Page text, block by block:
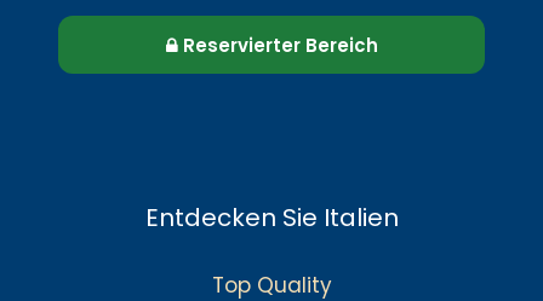
Reservierter Bereich
Entdecken Sie Italien
Top Quality